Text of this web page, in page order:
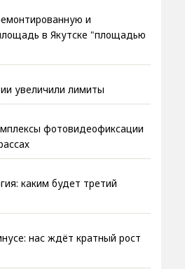
и
в Якутске "площадью
увеличили лимиты
фотовидеофиксации
каким будет третий
нас ждёт кратный рост